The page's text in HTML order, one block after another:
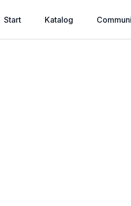
Start Katalog